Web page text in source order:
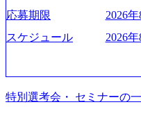
流工程、先端技術を学べ
者】 ・専門領域に軸足を
ジできる環境 ・タイトル
ムより高いオファー年収
る（ダブルスキップもあ
こまめに社員のキャリア
果、なりたいキャリアを
度など】 独身寮：富山事
つの寮があり、以下の入
す。 ＜入居基準＞ ・満33
までの通勤総時間が2時間
なるため、入居基準を満
業界の情報を集めたい 働
&A業界にご興味がある方
ちろん、情報収集をした
加ください。 当日は、質
ます。 是非、説明会にて
ります。 説明会後にアン
オンライン(Google meets)
成⻑を遂げている。 現在
資も含めて売上高TOP10
はITコンサルティング。
支援している。 他方、イ
いるのも同社の特徴であ
つつ、複数社への出資～
応募期限
2026
スケジュール
2026
特別選考会・ セミナーの